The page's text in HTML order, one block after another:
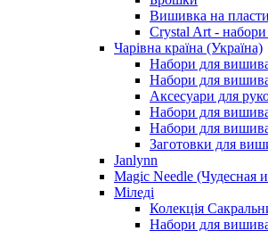
Вишивка на
Crystal Art -
Чарівна країна (Україна)
Набори для
Набори для
Аксесуари для
Набори для
Набори для
Заготовки для
Janlynn
Magic Needle
Міледі
Колекція
Набори для